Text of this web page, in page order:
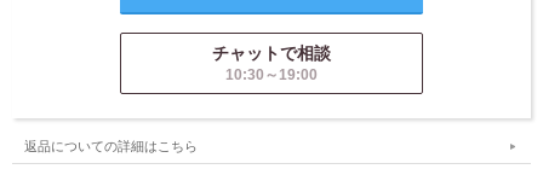
チャットで相談
10:30～19:00
返品についての詳細はこちら